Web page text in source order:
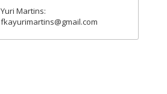
Yuri Martins:
fkayurimartins@gmail.com